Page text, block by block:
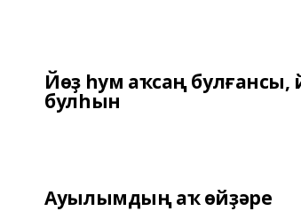
Йөҙ һум аҡсаң булғансы,
булһын
Ауылымдың аҡ өйҙәре